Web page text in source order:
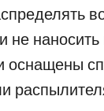
не
оснащены